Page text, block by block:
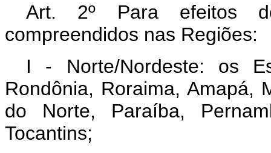
Art. 2º Para efeitos
compreendidos nas Regiões:
I - Norte/Nordeste: os
Rondônia, Roraima, Amapá,
do Norte, Paraíba,
Tocantins;